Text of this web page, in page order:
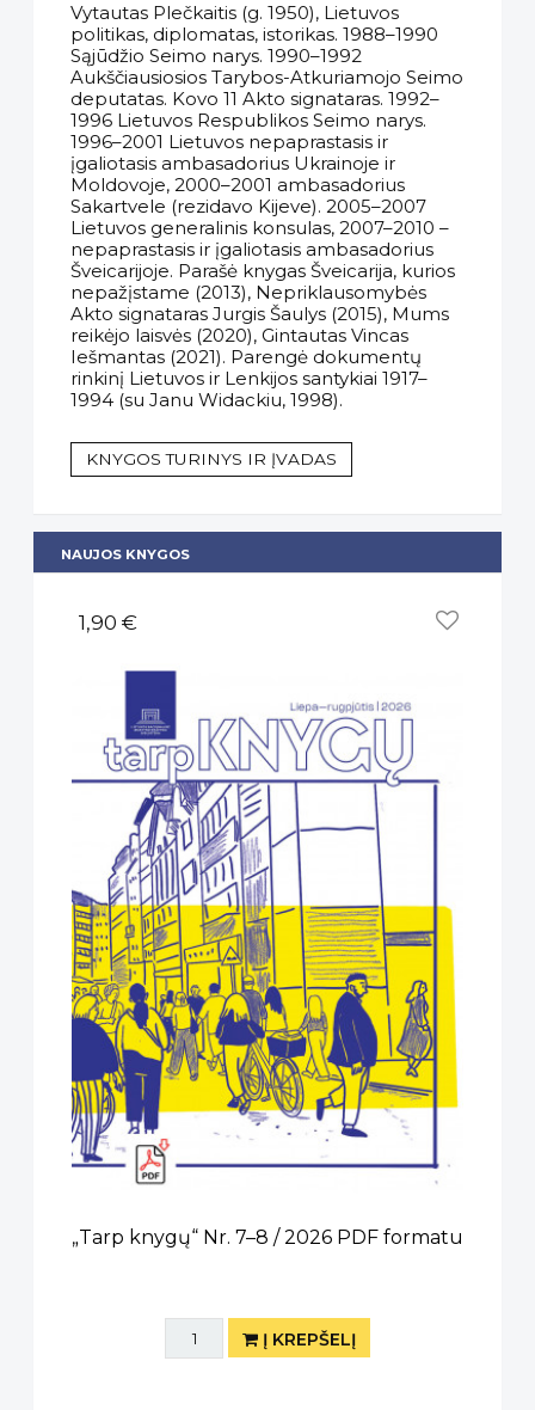
Vytautas Plečkaitis (g. 1950), Lietuvos
politikas, diplomatas, istorikas. 1988–1990
Sąjūdžio Seimo narys. 1990–1992
Aukščiausiosios Tarybos-Atkuriamojo Seimo
deputatas. Kovo 11 Akto signataras. 1992–
1996 Lietuvos Respublikos Seimo narys.
1996–2001 Lietuvos nepaprastasis ir
įgaliotasis ambasadorius Ukrainoje ir
Moldovoje, 2000–2001 ambasadorius
Sakartvele (rezidavo Kijeve). 2005–2007
Lietuvos generalinis konsulas, 2007–2010 –
nepaprastasis ir įgaliotasis ambasadorius
Šveicarijoje. Parašė knygas Šveicarija, kurios
nepažįstame (2013), Nepriklausomybės
Akto signataras Jurgis Šaulys (2015), Mums
reikėjo laisvės (2020), Gintautas Vincas
Iešmantas (2021). Parengė dokumentų
rinkinį Lietuvos ir Lenkijos santykiai 1917–
1994 (su Janu Widackiu, 1998).
KNYGOS TURINYS IR ĮVADAS
NAUJOS KNYGOS
1,90 €
„Tarp knygų“ Nr. 7–8 / 2026 PDF formatu
Į KREPŠELĮ